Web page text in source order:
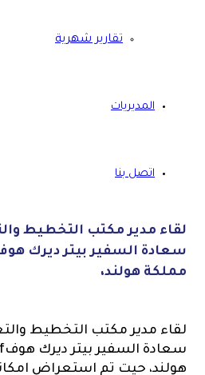
تقارير شهرية
المديريات
اتصل بنا
لقاء مدير مكتب التخطيط
مملكة هولند،
لقاء مدير مكتب التخطيط
هولند، حيت تم استعراض